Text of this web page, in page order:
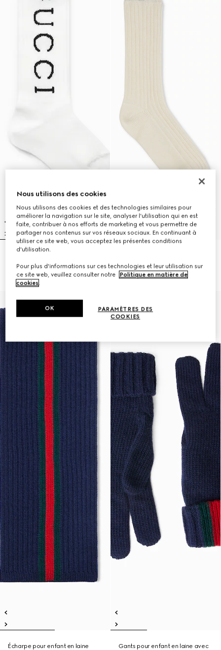
mélange de coton côtelé
coton avec bande Web
700 kr.
Écharpe pour enfant en laine
Gants pour enfant en laine avec
Nous utilisons des cookies
Nous utilisons des cookies et des technologies similaires pour
améliorer la navigation sur le site, analyser l'utilisation qui en est
faite, contribuer à nos efforts de marketing et vous permettre de
partager nos contenus sur vos réseaux sociaux. En continuant à
utiliser ce site web, vous acceptez les présentes conditions
d'utilisation.
Pour plus d'informations sur ces technologies et leur utilisation sur
ce site web, veuillez consulter notre
Politique en matière de
cookies.
PARAMÈTRES DES
COOKIES
OK